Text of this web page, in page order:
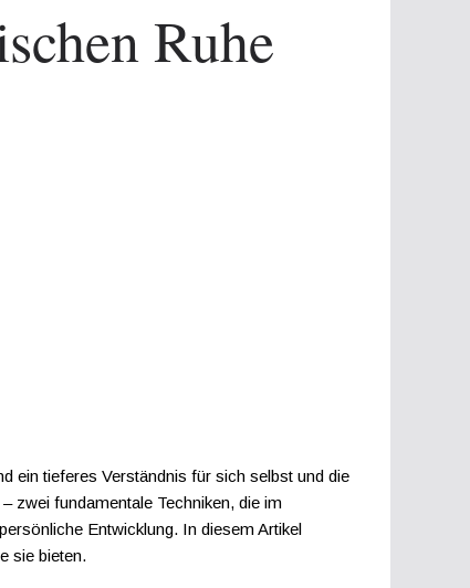
Ruhe
ein tieferes Verständnis für sich selbst und die
zwei fundamentale Techniken, die im
Entwicklung. In diesem Artikel
sie bieten.